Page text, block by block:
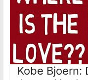
Kobe Bjoern: